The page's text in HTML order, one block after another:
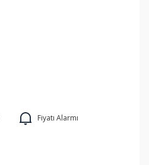
Fiyatı Alarmı